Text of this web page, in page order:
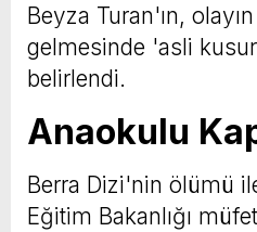
Beyza Turan'ın,
gelmesinde 'asli
belirlendi.
Anaokulu
Berra Dizi'nin ölümü
Eğitim Bakanlığı